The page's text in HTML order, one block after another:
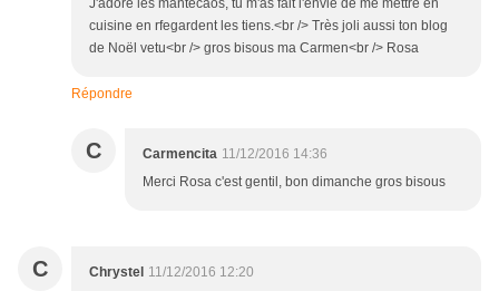
J'adore les mantecaos, tu m'as fait l'envie de me mettre en
cuisine en rfegardent les tiens.<br /> Très joli aussi ton blog
de Noël vetu<br /> gros bisous ma Carmen<br /> Rosa
Répondre
C Carmencita 11/12/2016 14:36
Merci Rosa c'est gentil, bon dimanche gros bisous
C Chrystel 11/12/2016 12:20